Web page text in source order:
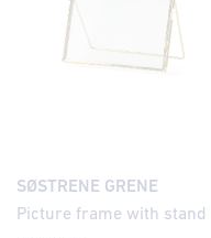
SØSTRENE GRENE
Picture frame with stand